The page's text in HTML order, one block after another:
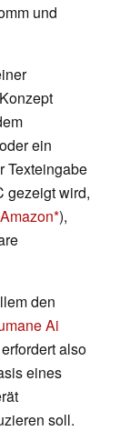
und
ein
Texteingabe
gezeigt wird,
),
den
Ai
also
eines
soll.